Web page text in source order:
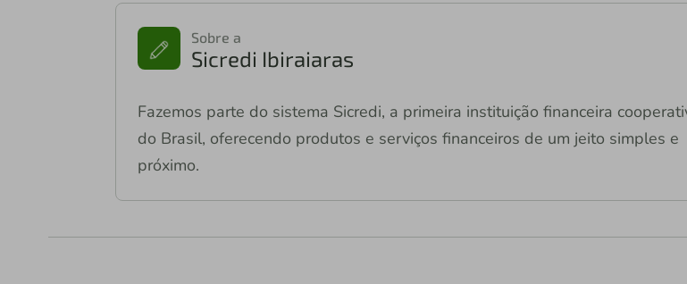
Sobre a
Sicredi Ibiraiaras
Fazemos parte do sistema Sicredi, a primeira instituição financeira
do Brasil, oferecendo produtos e serviços financeiros de um jeito simples e
próximo.